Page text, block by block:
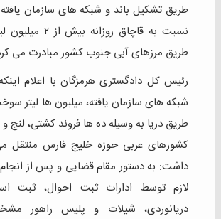
طریق تشکیل باند و شبکه های سازمان یافته
نسبت به قاچاق
طریق مرزهای آبی جنوب کشور مبادرت می
رئیس کل دادگستری هرمزگان با اعلام
شبکه های سازمان یافته، میلیون ها لیتر
طریق دریا به وسیله ده ها فروند کشتی، لنج و
کشورهای عربی حوزه خلیج فارس منتقل
داشت: به دستور مقام قضایی و پس از
لازم توسط ادارات ثبت احوال، ثبت
دریانوردی، شیلات و پلیس راهور